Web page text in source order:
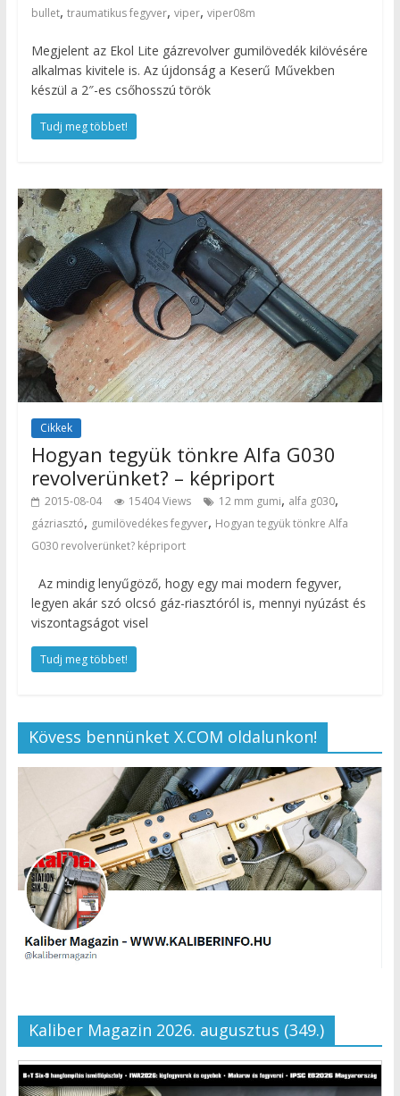
bullet, traumatikus fegyver, viper, viper08m
Megjelent az Ekol Lite gázrevolver gumilövedék kilövésére
alkalmas kivitele is. Az újdonság a Keserű Művekben
készül a 2″-es csőhosszú török
Tudj meg többet!
Cikkek
Hogyan tegyük tönkre Alfa G030
revolverünket? – képriport
2015-08-04 15404 Views 12 mm gumi, alfa g030,
gázriasztó, gumilövedékes fegyver, Hogyan tegyük tönkre Alfa
G030 revolverünket? képriport
Az mindig lenyűgöző, hogy egy mai modern fegyver,
legyen akár szó olcsó gáz-riasztóról is, mennyi nyúzást és
viszontagságot visel
Tudj meg többet!
Kövess bennünket X.COM oldalunkon!
Kaliber Magazin 2026. augusztus (349.)